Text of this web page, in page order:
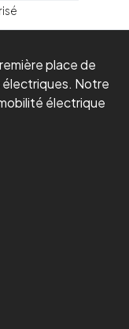
place de
électriques. Notre
électrique